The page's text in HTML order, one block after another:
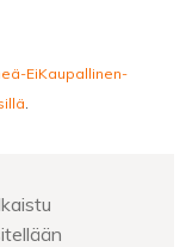
EiKaupallinen-
.